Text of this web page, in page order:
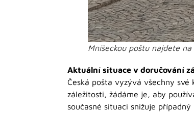
Mníšeckou poštu najdete
Aktuální situace v doručování
Česká pošta vyzývá všechny
záležitosti, žádáme je, aby
současné situaci snižuje